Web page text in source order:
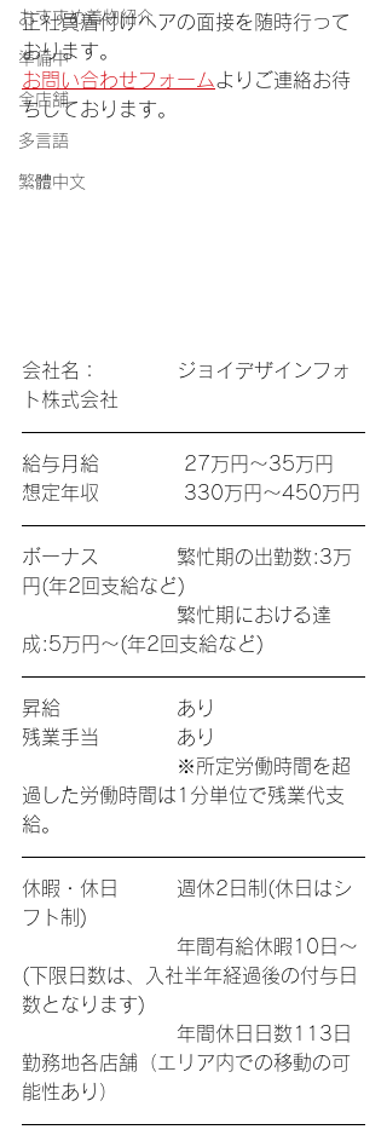
おすすめ着物紹介
準備中
全店舗
多言語
繁體中文
正社員着付けヘアの面接を随時行って
おります。
お問い合わせフォームよりご連絡お待
ちしております。
会社名：　　　　ジョイデザインフォ
ト株式会社
給与月給 　　　　27万円〜35万円
想定年収 　　　　330万円〜450万円
ボーナス　　　　繁忙期の出勤数:3万
円(年2回支給など)
繁忙期における達
成:5万円〜(年2回支給など)
昇給　　　　　　あり
残業手当　　　　あり
※所定労働時間を超
過した労働時間は1分単位で残業代支
給。
休暇・休日　　　週休2日制(休日はシ
フト制)
年間有給休暇10日〜
(下限日数は、入社半年経過後の付与日
数となります)
年間休日日数113日
勤務地各店舗（エリア内での移動の可
能性あり）